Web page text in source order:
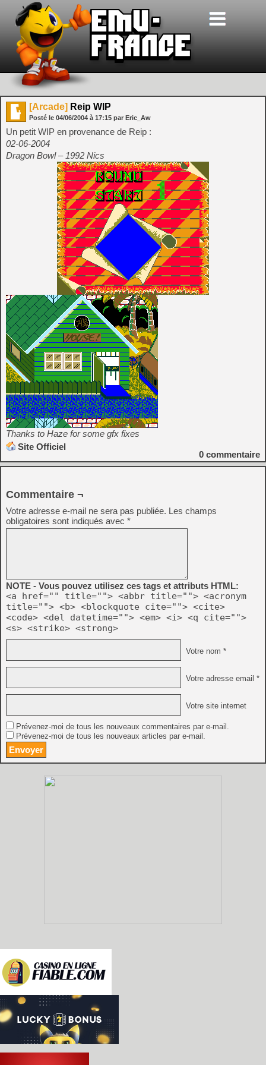
[Arcade] Reip WIP
Posté le 04/06/2004 à 17:15 par Eric_Aw
Un petit WIP en provenance de Reip :
02-06-2004
Dragon Bowl – 1992 Nics
Thanks to Haze for some gfx fixes
Site Officiel
0 commentaire
Commentaire ¬
Votre adresse e-mail ne sera pas publiée. Les champs
obligatoires sont indiqués avec *
NOTE - Vous pouvez utilisez ces tags et attributs HTML:
<a href="" title=""> <abbr title=""> <acronym
title=""> <b> <blockquote cite=""> <cite>
<code> <del datetime=""> <em> <i> <q cite="">
<s> <strike> <strong>
Votre nom *
Votre adresse email *
Votre site internet
Prévenez-moi de tous les nouveaux commentaires par e-mail.
Prévenez-moi de tous les nouveaux articles par e-mail.